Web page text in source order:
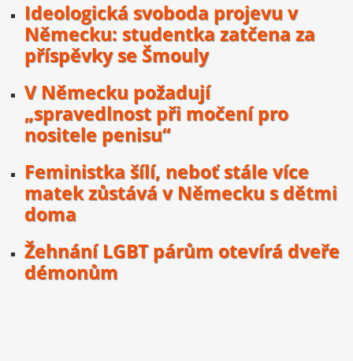
Ideologická svoboda projevu v
Německu: studentka zatčena za
příspěvky se Šmouly
V Německu požadují
„spravedlnost při močení pro
nositele penisu“
Feministka šílí, neboť stále více
matek zůstává v Německu s dětmi
doma
Žehnání LGBT párům otevírá dveře
démonům